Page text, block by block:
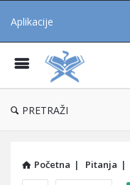
Aplikacije
PRETRAŽI
Početna | Pitanja |